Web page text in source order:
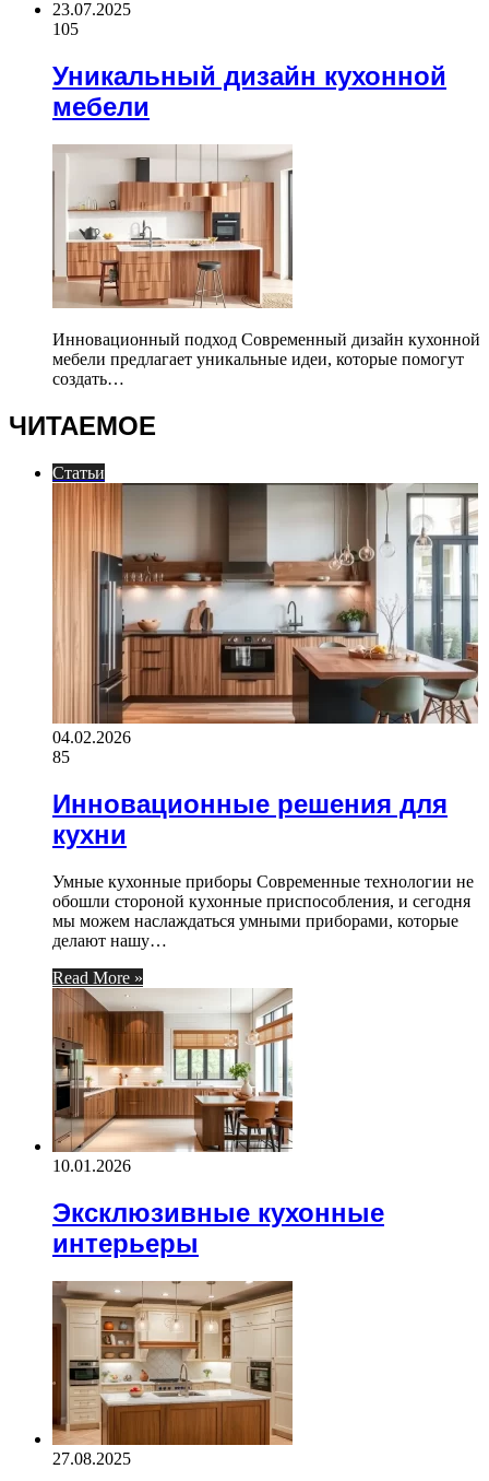
23.07.2025
105
Уникальный дизайн кухонной
мебели
Инновационный подход Современный дизайн кухонной
мебели предлагает уникальные идеи, которые помогут
создать…
ЧИТАЕМОЕ
Статьи
04.02.2026
85
Инновационные решения для
кухни
Умные кухонные приборы Современные технологии не
обошли стороной кухонные приспособления, и сегодня
мы можем наслаждаться умными приборами, которые
делают нашу…
Read More »
10.01.2026
Эксклюзивные кухонные
интерьеры
27.08.2025